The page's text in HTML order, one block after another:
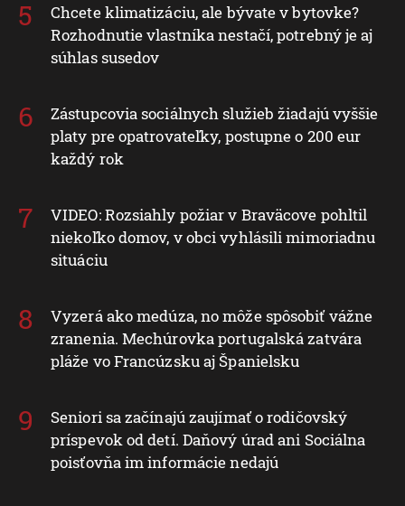
Chcete klimatizáciu, ale bývate v bytovke?
Rozhodnutie vlastníka nestačí, potrebný je aj
súhlas susedov
Zástupcovia sociálnych služieb žiadajú vyššie
platy pre opatrovateľky, postupne o 200 eur
každý rok
VIDEO: Rozsiahly požiar v Braväcove pohltil
niekoľko domov, v obci vyhlásili mimoriadnu
situáciu
Vyzerá ako medúza, no môže spôsobiť vážne
zranenia. Mechúrovka portugalská zatvára
pláže vo Francúzsku aj Španielsku
Seniori sa začínajú zaujímať o rodičovský
príspevok od detí. Daňový úrad ani Sociálna
poisťovňa im informácie nedajú